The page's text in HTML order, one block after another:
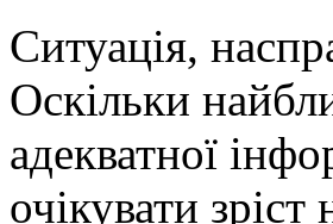
Ситуація,
Оскільки
адекватної
очікувати